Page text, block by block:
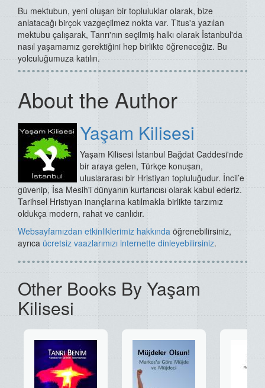
Bu mektubun, yeni oluşan bir topluluklar olarak, bize
anlatacağı birçok vazgeçilmez nokta var. Titus'a yazılan
mektubu çalışarak, Tanrı'nın seçilmiş halkı olarak İstanbul'da
nasıl yaşamamız gerektiğini hep birlikte öğreneceğiz. Bu
yolculuğumuza katılın.
About the Author
Yaşam Kilisesi
Yaşam Kilisesi İstanbul Bağdat Caddesi'nde
bir araya gelen, Türkçe konuşan,
uluslararası bir Hristiyan topluluğudur. İncil’e
güvenip, İsa Mesih'i dünyanın kurtarıcısı olarak kabul ederiz.
Tarihsel Hristıyan inançlarına katılmakla birlikte tarzımız
oldukça modern, rahat ve canlıdır.
Websayfamızdan etkinliklerimiz hakkında öğrenebilirsiniz,
ayrıca ücretsiz vaazlarımızı internette dinleyebilirsiniz.
Other Books By Yaşam
Kilisesi